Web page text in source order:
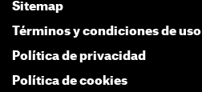
Sitemap
Términos y condiciones de uso
Política de privacidad
Política de cookies